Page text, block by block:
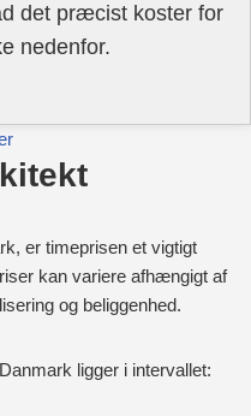
det præcist koster for
nedenfor.
er timeprisen et vigtigt
kan variere afhængigt af
og beliggenhed.
ligger i intervallet: